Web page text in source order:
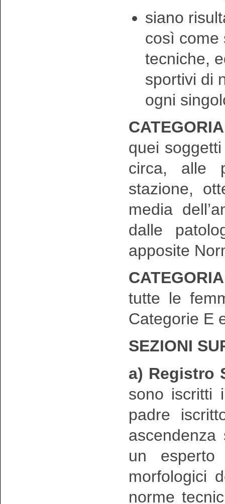
siano
così come
tecniche,
sportivi di
ogni
quei
circa, alle
stazione,
media
dalle
apposite
tutte le
Categorie E
SEZIONI
a) Registro
sono iscritti
padre
un
morfologici
norme